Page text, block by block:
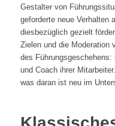
Gestalter von
geforderte neue Verhalten
diesbezüglich gezielt
Zielen und die Moderation
des
und Coach ihrer
was daran ist neu im